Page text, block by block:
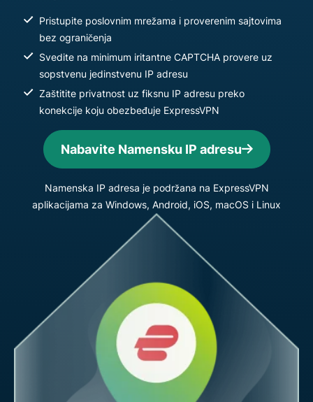
Pristupite poslovnim mrežama i proverenim sajtovima
bez ograničenja
Svedite na minimum iritantne CAPTCHA provere uz
sopstvenu jedinstvenu IP adresu
Zaštitite privatnost uz fiksnu IP adresu preko
konekcije koju obezbeđuje ExpressVPN
Nabavite Namensku IP adresu
Namenska IP adresa je podržana na ExpressVPN
aplikacijama za Windows, Android, iOS, macOS i Linux